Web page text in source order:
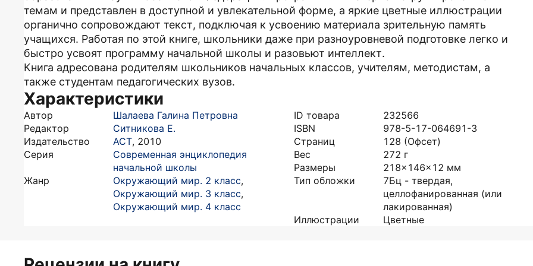
темам и представлен в доступной и увлекательной форме, а яркие цветные иллюстрации
органично сопровождают текст, подключая к усвоению материала зрительную память
учащихся. Работая по этой книге, школьники даже при разноуровневой подготовке легко и
быстро усвоят программу начальной школы и разовьют интеллект.
Книга адресована родителям школьников начальных классов, учителям, методистам, а
также студентам педагогических вузов.
Характеристики
Автор
Шалаева Галина Петровна
Редактор
Ситникова Е.
Издательство
АСТ, 2010
Серия
Современная энциклопедия
начальной школы
Жанр
Окружающий мир. 2 класс,
Окружающий мир. 3 класс,
Окружающий мир. 4 класс
ID товара
232566
ISBN
978-5-17-064691-3
Страниц
128 (Офсет)
Вес
272 г
Размеры
218x146x12 мм
Тип обложки
7Бц - твердая,
целлофанированная (или
лакированная)
Иллюстрации
Цветные